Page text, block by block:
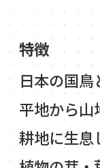
特徴
日本の国鳥
平地から山
耕地に生息